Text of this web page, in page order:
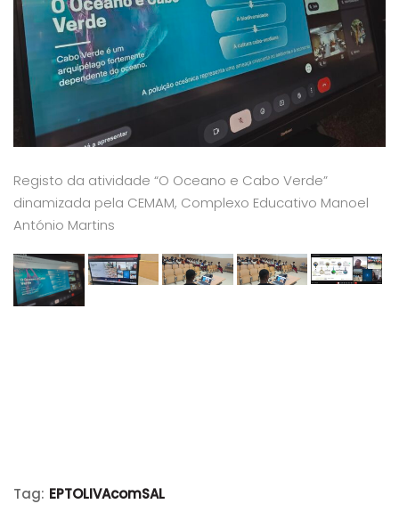
Registo da atividade “O Oceano e Cabo Verde”
dinamizada pela CEMAM, Complexo Educativo Manoel
António Martins
Tag: EPTOLIVAcomSAL